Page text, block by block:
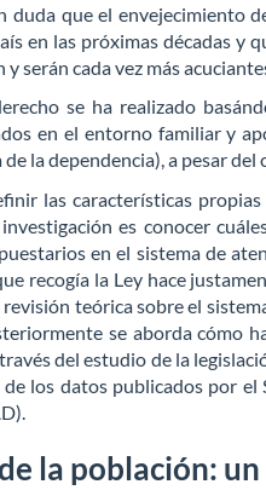
duda que el envejecimiento
en las próximas décadas y
serán cada vez más
se ha realizado
en el entorno familiar y
la dependencia), a pesar
las características
es conocer
en el sistema de
recogía la Ley hace
teórica sobre el
se aborda cómo
del estudio de la
los datos publicados por
la población: